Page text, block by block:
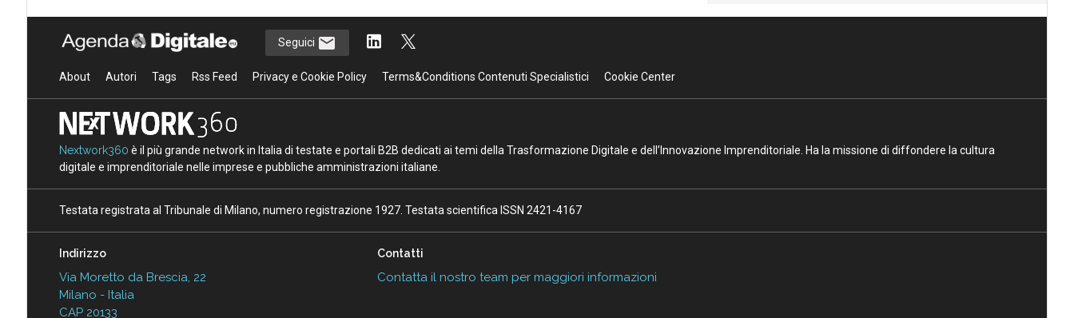
Seguici
About Autori Tags Rss Feed Privacy e Cookie Policy Terms&Conditions Contenuti Specialistici Cookie Center
Nextwork360 è il più grande network in Italia di testate e portali B2B dedicati ai temi della Trasformazione Digitale e dell’Innovazione Imprenditoriale. Ha la missione di diffondere la cultura
digitale e imprenditoriale nelle imprese e pubbliche amministrazioni italiane.
Testata registrata al Tribunale di Milano, numero registrazione 1927. Testata scientifica ISSN 2421-4167
Indirizzo
Via Moretto da Brescia, 22
Milano - Italia
CAP 20133
Contatti
Contatta il nostro team per maggiori informazioni